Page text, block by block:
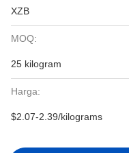
XZB
MOQ:
25 kilogram
Harga:
$2.07-2.39/kilograms